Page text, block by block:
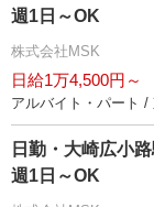
週1日～OK
株式会社MSK
日給1万4,500円～
アルバイト・パート /
日勤・大崎広小
週1日～OK